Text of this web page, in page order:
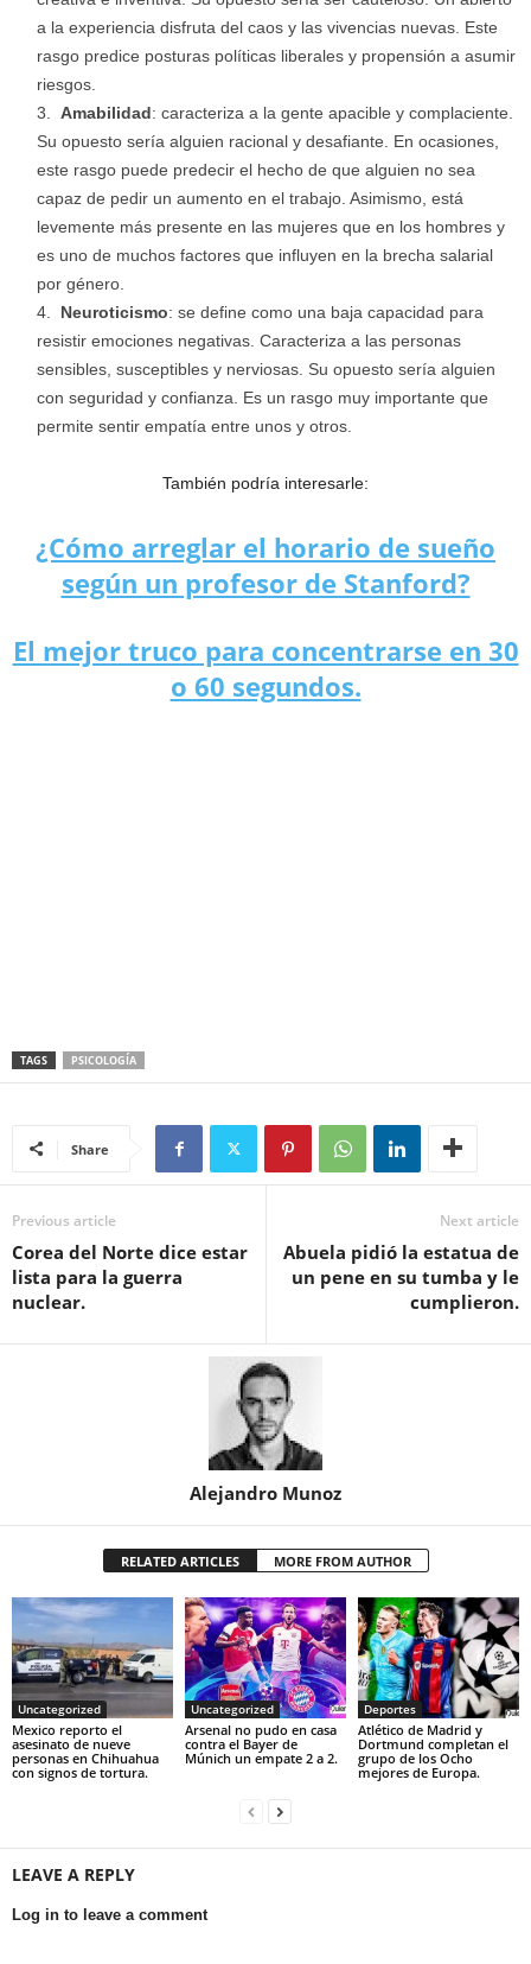
a la experiencia disfruta del caos y las vivencias nuevas. Este
rasgo predice posturas políticas liberales y propensión a asumir
riesgos.
Amabilidad: caracteriza a la gente apacible y complaciente.
Su opuesto sería alguien racional y desafiante. En ocasiones,
este rasgo puede predecir el hecho de que alguien no sea
capaz de pedir un aumento en el trabajo. Asimismo, está
levemente más presente en las mujeres que en los hombres y
es uno de muchos factores que influyen en la brecha salarial
por género.
Neuroticismo: se define como una baja capacidad para
resistir emociones negativas. Caracteriza a las personas
sensibles, susceptibles y nerviosas. Su opuesto sería alguien
con seguridad y confianza. Es un rasgo muy importante que
permite sentir empatía entre unos y otros.
También podría interesarle:
¿Cómo arreglar el horario de sueño
según un profesor de Stanford?
El mejor truco para concentrarse en 30
o 60 segundos.
TAGS PSICOLOGÍA
Share
Previous article
Corea del Norte dice estar
lista para la guerra
nuclear.
Next article
Abuela pidió la estatua de
un pene en su tumba y le
cumplieron.
Alejandro Munoz
RELATED ARTICLES MORE FROM AUTHOR
Uncategorized
Mexico reporto el
asesinato de nueve
personas en Chihuahua
con signos de tortura.
Uncategorized
Arsenal no pudo en casa
contra el Bayer de
Múnich un empate 2 a 2.
Deportes
Atlético de Madrid y
Dortmund completan el
grupo de los Ocho
mejores de Europa.
LEAVE A REPLY
Log in to leave a comment